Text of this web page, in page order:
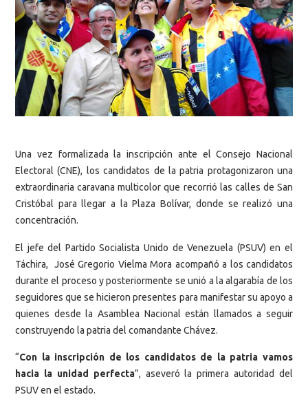
Una vez formalizada la inscripción ante el Consejo Nacional
Electoral (CNE), los candidatos de la patria protagonizaron una
extraordinaria caravana multicolor que recorrió las calles de San
Cristóbal para llegar a la Plaza Bolívar, donde se realizó una
concentración.
El jefe del Partido Socialista Unido de Venezuela (PSUV) en el
Táchira, José Gregorio Vielma Mora acompañó a los candidatos
durante el proceso y posteriormente se unió a la algarabía de los
seguidores que se hicieron presentes para manifestar su apoyo a
quienes desde la Asamblea Nacional están llamados a seguir
construyendo la patria del comandante Chávez.
“Con la inscripción de los candidatos de la patria vamos
hacia la unidad perfecta”, aseveró la primera autoridad del
PSUV en el estado.